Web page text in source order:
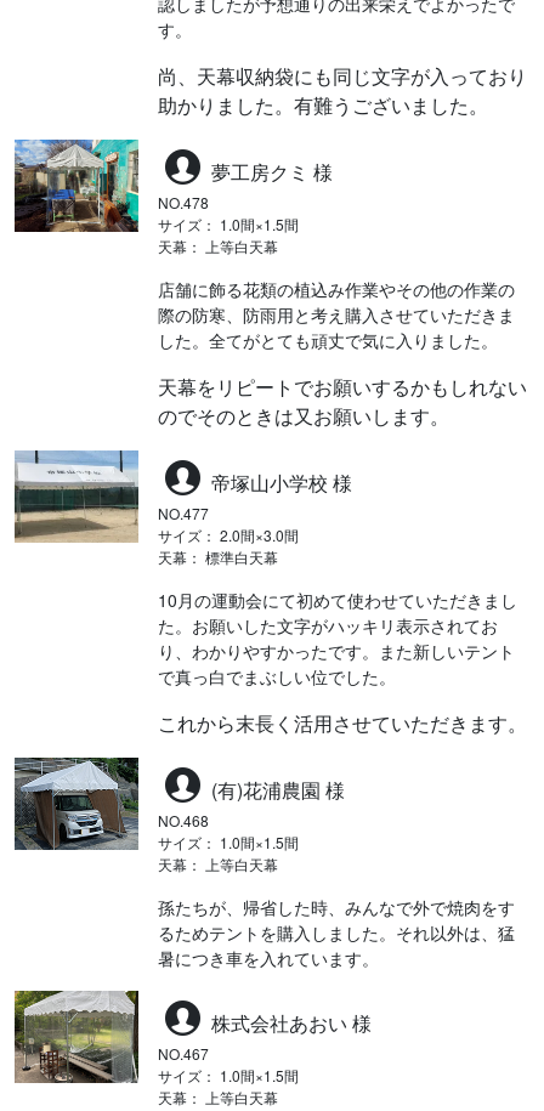
す。
尚、天幕収納袋にも同じ文字が入っており
助かりました。有難うございました。
夢工房クミ 様
NO.478
サイズ： 1.0間×1.5間
天幕： 上等白天幕
店舗に飾る花類の植込み作業やその他の作業の
際の防寒、防雨用と考え購入させていただきま
した。全てがとても頑丈で気に入りました。
天幕をリピートでお願いするかもしれない
のでそのときは又お願いします。
帝塚山小学校 様
NO.477
サイズ： 2.0間×3.0間
天幕： 標準白天幕
10月の運動会にて初めて使わせていただきまし
た。お願いした文字がハッキリ表示されてお
り、わかりやすかったです。また新しいテント
で真っ白でまぶしい位でした。
これから末長く活用させていただきます。
(有)花浦農園 様
NO.468
サイズ： 1.0間×1.5間
天幕： 上等白天幕
孫たちが、帰省した時、みんなで外で焼肉をす
るためテントを購入しました。それ以外は、猛
暑につき車を入れています。
株式会社あおい 様
NO.467
サイズ： 1.0間×1.5間
天幕： 上等白天幕